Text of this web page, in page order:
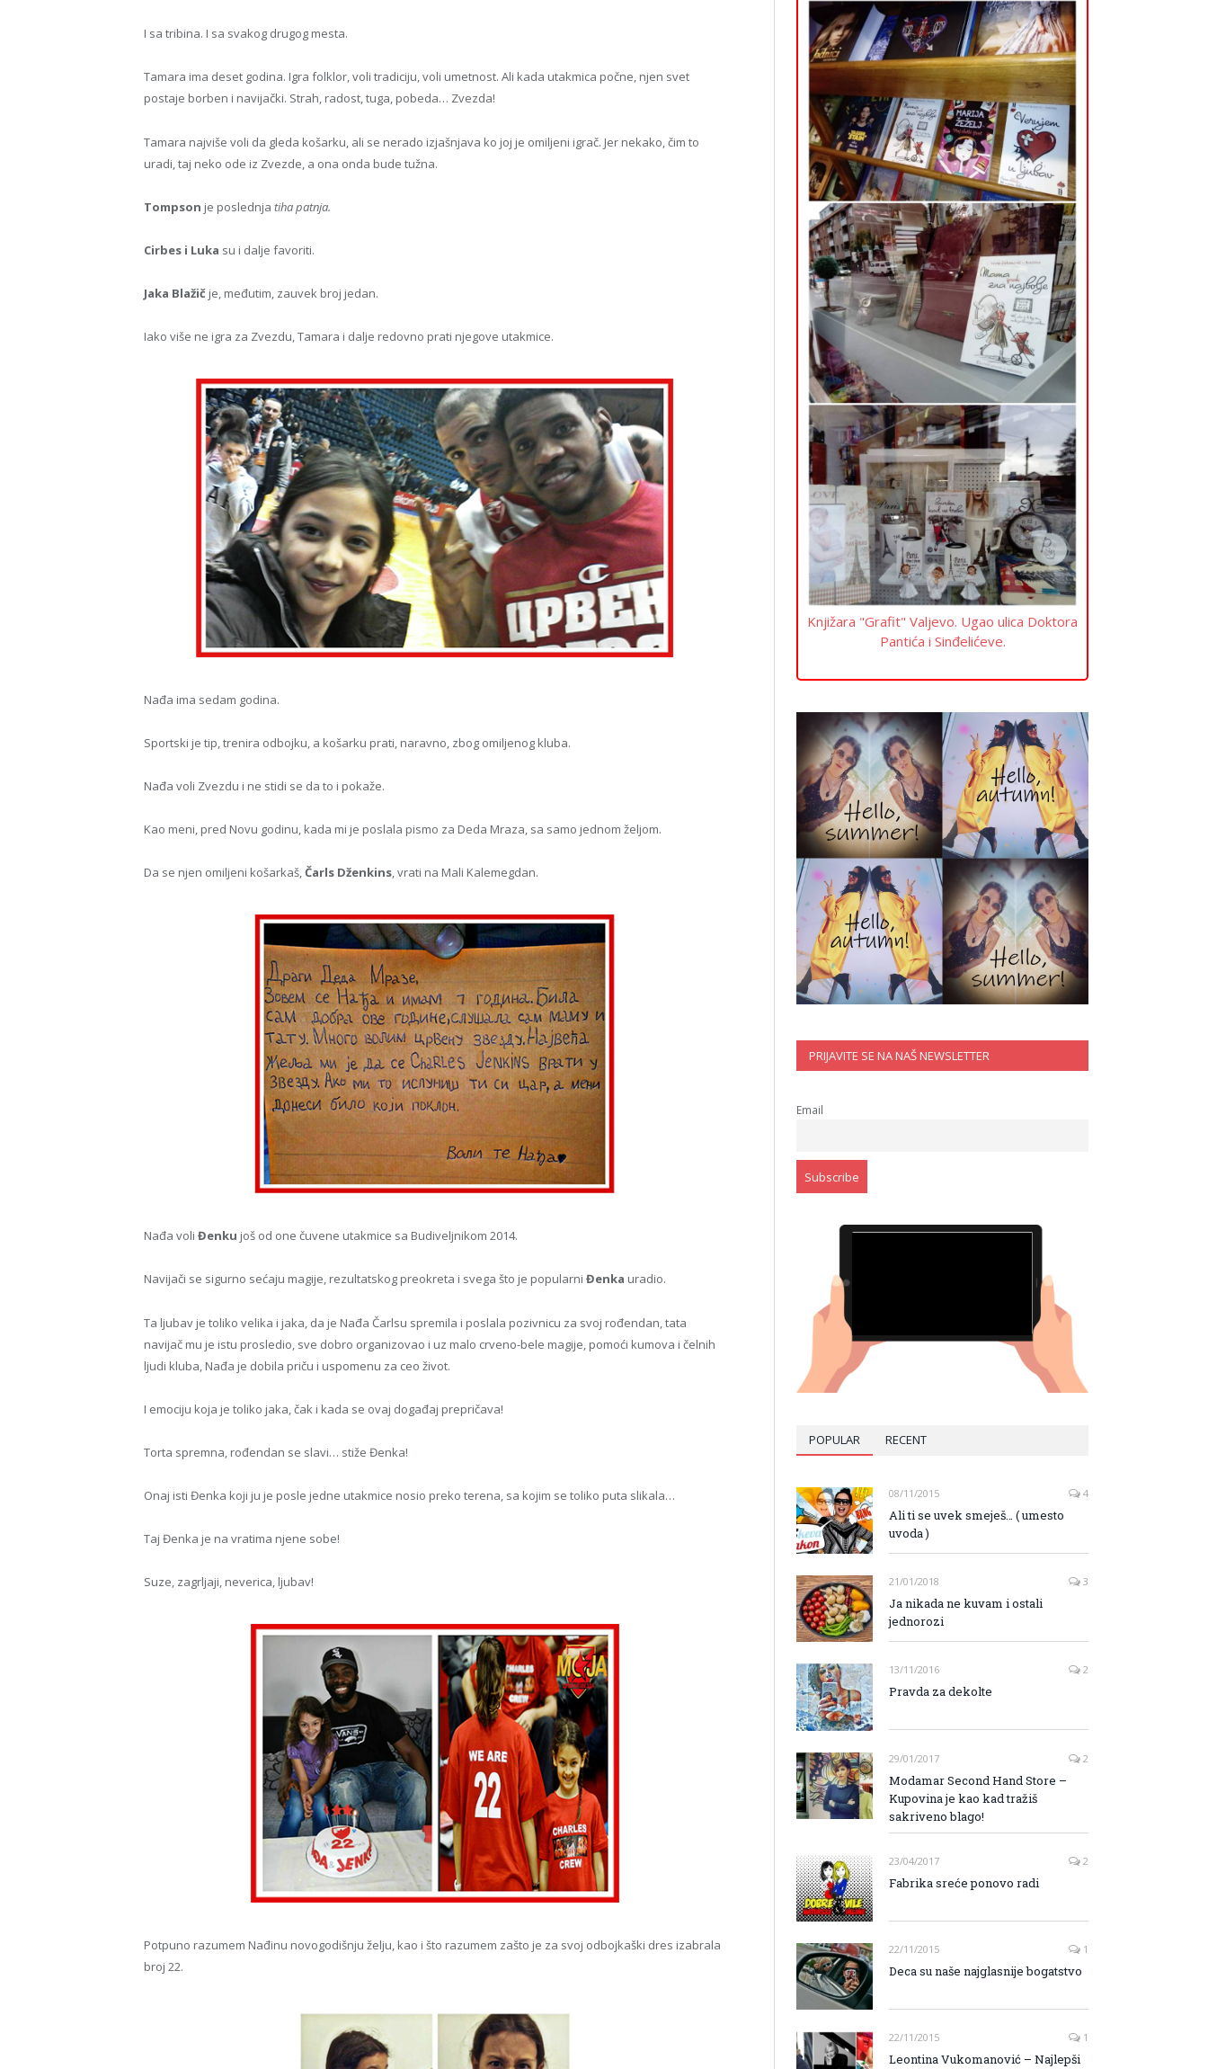
I sa tribina. I sa svakog drugog mesta.
Tamara ima deset godina. Igra folklor, voli tradiciju, voli umetnost. Ali kada utakmica počne, njen svet
postaje borben i navijački. Strah, radost, tuga, pobeda… Zvezda!
Tamara najviše voli da gleda košarku, ali se nerado izjašnjava ko joj je omiljeni igrač. Jer nekako, čim to
uradi, taj neko ode iz Zvezde, a ona onda bude tužna.
Tompson je poslednjatiha patnja.
Cirbes i Luka su i dalje favoriti.
Jaka Blažič je, međutim, zauvek broj jedan.
Iako više ne igra za Zvezdu, Tamara i dalje redovno prati njegove utakmice.
Nađa ima sedam godina.
Sportski je tip, trenira odbojku, a košarku prati, naravno, zbog omiljenog kluba.
Nađa voli Zvezdu i ne stidi se da to i pokaže.
Kao meni, pred Novu godinu, kada mi je poslala pismo za Deda Mraza, sa samo jednom željom.
Da se njen omiljeni košarkaš,Čarls Dženkins, vrati na Mali Kalemegdan.
Nađa voli Đenku još od one čuvene utakmice sa Budiveljnikom 2014.
Navijači se sigurno sećaju magije, rezultatskog preokreta i svega što je popularniĐenka uradio.
Ta ljubav je toliko velika i jaka, da je Nađa Čarlsu spremila i poslala pozivnicu za svoj rođendan, tata
navijač mu je istu prosledio, sve dobro organizovao i uz malo crveno-bele magije, pomoći kumova i čelnih
ljudi kluba, Nađa je dobila priču i uspomenu za ceo život.
I emociju koja je toliko jaka, čak i kada se ovaj događaj prepričava!
Torta spremna, rođendan se slavi… stiže Đenka!
Onaj isti Đenka koji ju je posle jedne utakmice nosio preko terena, sa kojim se toliko puta slikala…
Taj Đenka je na vratima njene sobe!
Suze, zagrljaji, neverica, ljubav!
Potpuno razumem Nađinu novogodišnju želju, kao i što razumem zašto je za svoj odbojkaški dres izabrala
broj 22.
Knjižara "Grafit" Valjevo. Ugao ulica Doktora
Pantića i Sinđelićeve.
PRIJAVITE SE NA NAŠ NEWSLETTER
Email
POPULAR RECENT
08/11/2015 4
Ali ti se uvek smeješ… ( umesto
uvoda )
21/01/2018 3
Ja nikada ne kuvam i ostali
jednorozi
13/11/2016 2
Pravda za dekolte
29/01/2017 2
Modamar Second Hand Store –
Kupovina je kao kad tražiš
sakriveno blago!
23/04/2017 2
Fabrika sreće ponovo radi
22/11/2015 1
Deca su naše najglasnije bogatstvo
22/11/2015 1
Leontina Vukomanović – Najlepši